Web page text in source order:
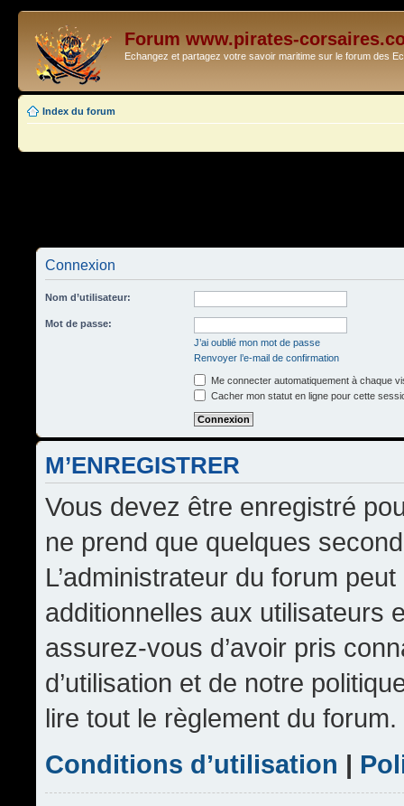
Forum www.pirates-
Echangez et partagez votre savoir maritime sur le forum des
Index du forum
Connexion
Nom d’utilisateur:
Mot de passe:
J’ai oublié mon mot de passe
Renvoyer l’e-mail de confirmation
Me connecter automatiquement à chaque
Cacher mon statut en ligne pour cette
M’ENREGISTRER
Vous devez être enregistré
ne prend que quelques
L’administrateur du forum
additionnelles aux utilisateurs
assurez-vous d’avoir pris
d’utilisation et de notre
lire tout le règlement du forum.
Conditions d’utilisation |